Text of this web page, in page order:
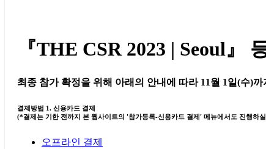
『THE CSR 2023 | Seoul
최종 참가 확정을 위해 아래의 안내에 따라 11월 1일(수)
결제방법 1. 신용카드 결제
(*결제는 기한 전까지 본 웹사이트의 '참가등록-신용카드 결제' 메뉴에서도 진행하
오프라인 결제